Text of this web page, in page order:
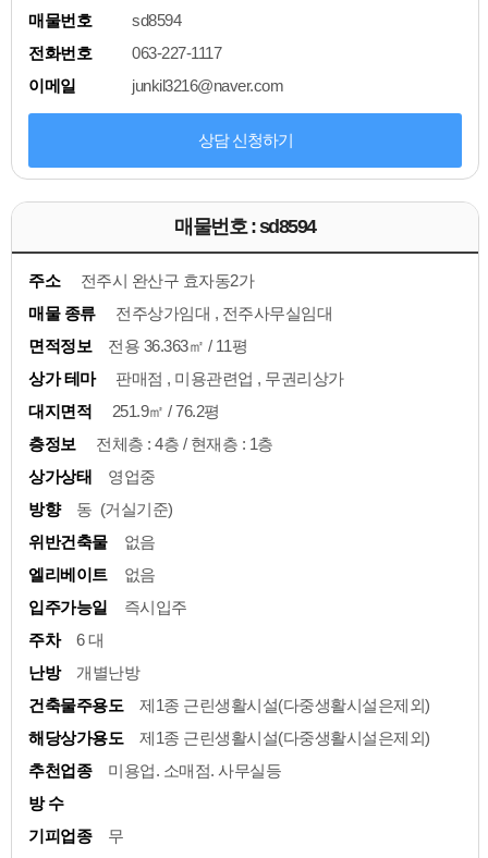
매물번호
sd8594
전화번호
063-227-1117
이메일
junkil3216@naver.com
상담 신청하기
매물번호 : sd8594
주소
전주시 완산구 효자동2가
매물 종류
전주상가임대 , 전주사무실임대
면적정보
전용 36.363㎡ / 11평
상가 테마
판매점 , 미용관련업 , 무권리상가
대지면적
251.9㎡ / 76.2평
층정보
전체층 : 4층 / 현재층 : 1층
상가상태
영업중
방향
동 (거실기준)
위반건축물
없음
엘리베이트
없음
입주가능일
즉시입주
주차
6 대
난방
개별난방
건축물주용도
제1종 근린생활시설(다중생활시설은제외)
해당상가용도
제1종 근린생활시설(다중생활시설은제외)
추천업종
미용업. 소매점. 사무실등
방 수
기피업종
무